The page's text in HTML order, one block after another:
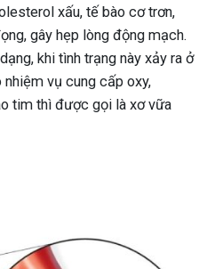
xấu, tế bào cơ trơn,
gây hẹp lòng động mạch.
khi tình trạng này xảy ra ở
vụ cung cấp oxy,
tim thì được gọi là xơ vữa